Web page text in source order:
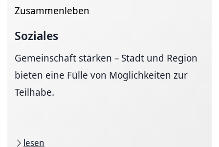
Zusammenleben
Soziales
Gemeinschaft stärken – Stadt und Region
bieten eine Fülle von Möglichkeiten zur
Teilhabe.
lesen